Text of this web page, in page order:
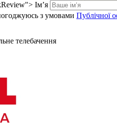
Ім’я
з умовами Публічної
телебачення